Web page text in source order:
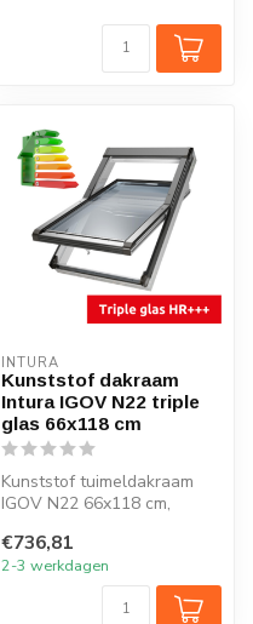
INTURA
Kunststof dakraam
Intura IGOV N22 triple
glas 66x118 cm
Kunststof tuimeldakraam
IGOV N22 66x118 cm,
0,86 W...
€736,81
2-3 werkdagen